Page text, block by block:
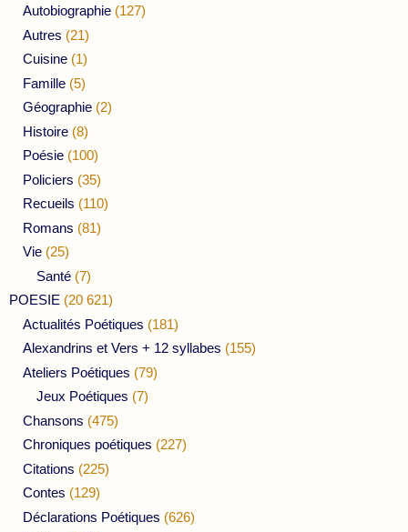
Autobiographie (127)
Autres (21)
Cuisine (1)
Famille (5)
Géographie (2)
Histoire (8)
Poésie (100)
Policiers (35)
Recueils (110)
Romans (81)
Vie (25)
Santé (7)
POESIE (20 621)
Actualités Poétiques (181)
Alexandrins et Vers + 12 syllabes (155)
Ateliers Poétiques (79)
Jeux Poétiques (7)
Chansons (475)
Chroniques poétiques (227)
Citations (225)
Contes (129)
Déclarations Poétiques (626)